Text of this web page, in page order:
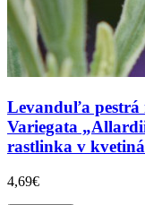
Levanduľa pestrá
Variegata
rastlinka v
4,69€